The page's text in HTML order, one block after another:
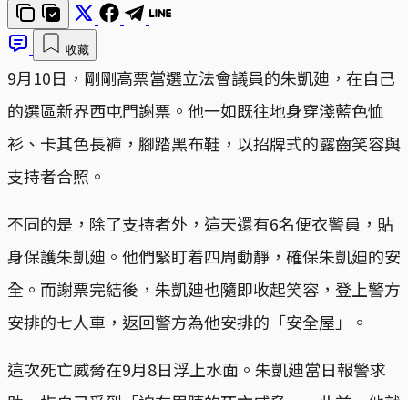
收藏
9月10日，剛剛高票當選立法會議員的朱凱廸，在自己
的選區新界西屯門謝票。他一如既往地身穿淺藍色恤
衫、卡其色長褲，腳踏黑布鞋，以招牌式的露齒笑容與
支持者合照。
不同的是，除了支持者外，這天還有6名便衣警員，貼
身保護朱凱廸。他們緊盯着四周動靜，確保朱凱廸的安
全。而謝票完結後，朱凱廸也隨即收起笑容，登上警方
安排的七人車，返回警方為他安排的「安全屋」。
這次死亡威脅在9月8日浮上水面。朱凱廸當日報警求